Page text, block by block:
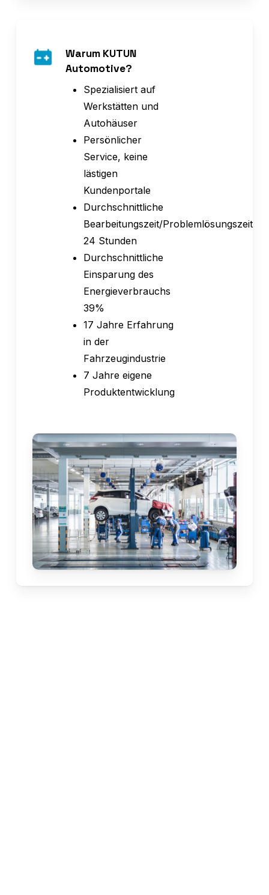
Warum KUTUN
Automotive?
Spezialisiert auf
Werkstätten und
Autohäuser
Persönlicher
Service, keine
lästigen
Kundenportale
Durchschnittliche
Bearbeitungszeit/Problemlösungszeit
24 Stunden
Durchschnittliche
Einsparung des
Energieverbrauchs
39%
17 Jahre Erfahrung
in der
Fahrzeugindustrie
7 Jahre eigene
Produktentwicklung